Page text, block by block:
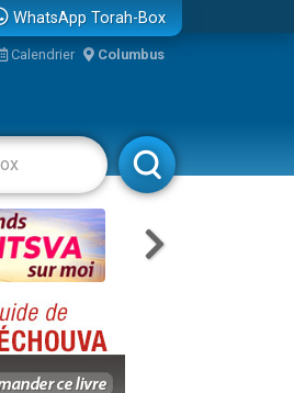
WhatsApp Torah-Box
Calendrier Columbus
Rabbanim